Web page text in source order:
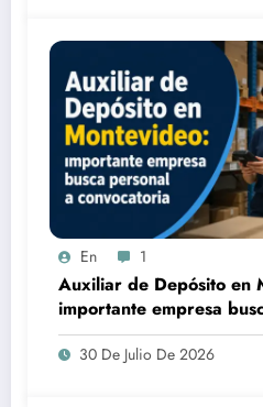
En 1
Auxiliar de Depósito en
importante empresa
convocatoria
30 De Julio De 2026